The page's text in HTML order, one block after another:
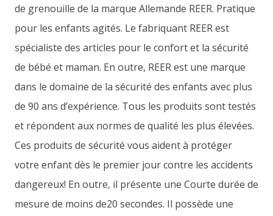
de grenouille de la marque Allemande REER. Pratique
pour les enfants agités. Le fabriquant REER est
spécialiste des articles pour le confort et la sécurité
de bébé et maman. En outre, REER est une marque
dans le domaine de la sécurité des enfants avec plus
de 90 ans d’expérience. Tous les produits sont testés
et répondent aux normes de qualité les plus élevées.
Ces produits de sécurité vous aident à protéger
votre enfant dès le premier jour contre les accidents
dangereux! En outre, il présente une Courte durée de
mesure de moins de20 secondes. Il possède une